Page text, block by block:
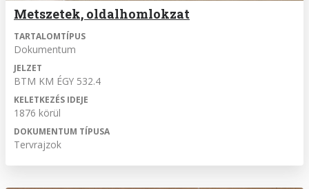
Metszetek, oldalhomlokzat
TARTALOMTÍPUS
Dokumentum
JELZET
BTM KM ÉGY 532.4
KELETKEZÉS IDEJE
1876 körül
DOKUMENTUM TÍPUSA
Tervrajzok